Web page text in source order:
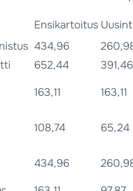
Ensikartoitus
434,96
652,44 391,46
163,11 163,11
108,74 65,24
434,96